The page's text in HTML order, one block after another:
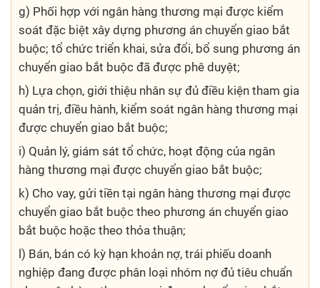
g) Phối hợp với ngân hàng thương mại được kiểm
soát đặc biệt xây dựng phương án chuyển giao bắt
buộc; tổ chức triển khai, sửa đổi, bổ sung phương án
chuyển giao bắt buộc đã được phê duyệt;
h) Lựa chọn, giới thiệu nhân sự đủ điều kiện tham gia
quản trị, điều hành, kiểm soát ngân hàng thương mại
được chuyển giao bắt buộc;
i) Quản lý, giám sát tổ chức, hoạt động của ngân
hàng thương mại được chuyển giao bắt buộc;
k) Cho vay, gửi tiền tại ngân hàng thương mại được
chuyển giao bắt buộc theo phương án chuyển giao
bắt buộc hoặc theo thỏa thuận;
l) Bán, bán có kỳ hạn khoản nợ, trái phiếu doanh
nghiệp đang được phân loại nhóm nợ đủ tiêu chuẩn